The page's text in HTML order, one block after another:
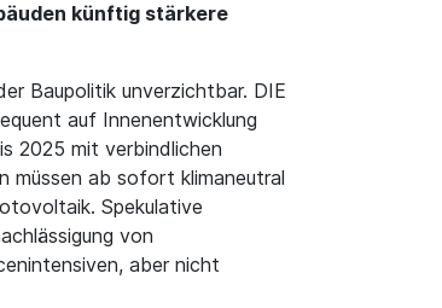
künftig stärkere
Baupolitik unverzichtbar. DIE
auf Innenentwicklung
2025 mit verbindlichen
müssen ab sofort klimaneutral
Spekulative
von
aber nicht